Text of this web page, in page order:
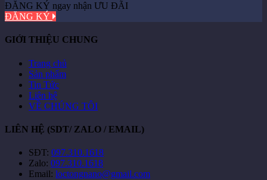
ĐĂNG KÝ ngay nhận ƯU ĐÃI
ĐĂNG KÝ
GIỚI THIỆU CHUNG
Trang chủ
Sản phẩm
Tin Tức
Liên hệ
VỀ CHÚNG TÔI
LIÊN HỆ (SDT/ ZALO / EMAIL)
SĐT: 097.310.1618
Zalo: 097.310.1618
Email: loctongnano@gmail.com